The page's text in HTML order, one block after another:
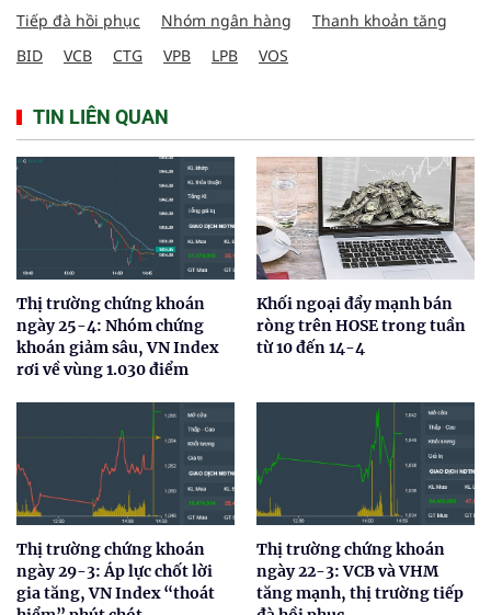
Tiếp đà hồi phục
Nhóm ngân hàng
Thanh khoản tăng
BID
VCB CTG VPB LPB VOS
TIN LIÊN QUAN
Thị trường chứng khoán
ngày 25-4: Nhóm chứng
khoán giảm sâu, VN Index
rơi về vùng 1.030 điểm
Khối ngoại đẩy mạnh bán
ròng trên HOSE trong tuần
từ 10 đến 14-4
Thị trường chứng khoán
ngày 29-3: Áp lực chốt lời
gia tăng, VN Index “thoát
Thị trường chứng khoán
ngày 22-3: VCB và VHM
tăng mạnh, thị trường tiếp